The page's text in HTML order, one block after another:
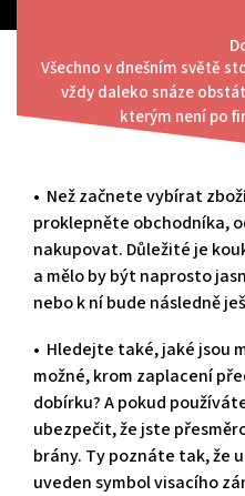
contentVšechno v dnešním světě
vždy daleko snáze
kterým není po
Menu
Zákonné věci
• Než začnete vybírat
proklepněte obchodníka,
nakupovat. Důležité je
a mělo by být naprosto
nebo k ní bude následně
• Hledejte také, jaké jsou
možné, krom zaplacení
dobírku? A pokud
ubezpečit, že jste
brány. Ty poznáte tak, že
uveden symbol visacího